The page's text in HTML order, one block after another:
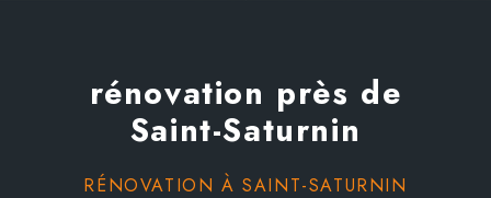
rénovation près de
Saint-Saturnin
RÉNOVATION À SAINT-SATURNIN